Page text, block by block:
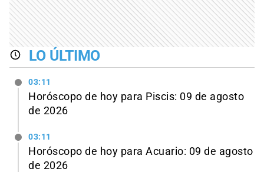
LO ÚLTIMO
03:11
Horóscopo de hoy para Piscis: 09 de agosto
de 2026
03:11
Horóscopo de hoy para Acuario: 09 de agosto
de 2026